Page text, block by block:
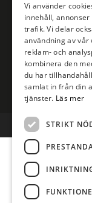
Vi använder
innehåll,
trafik. Vi delar
användning av
reklam- och
kombinera den
du har
samlat in från din
tjänster. Läs mer
STRIKT